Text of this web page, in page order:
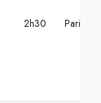
2h30 Paris,